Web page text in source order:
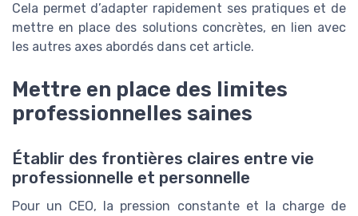
Cela permet d’adapter rapidement ses pratiques et de
mettre en place des solutions concrètes, en lien avec
les autres axes abordés dans cet article.
Mettre en place des limites
professionnelles saines
Établir des frontières claires entre vie
professionnelle et personnelle
Pour un CEO, la pression constante et la charge de